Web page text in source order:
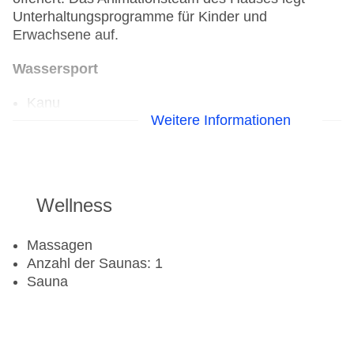
Unterhaltungsprogramme für Kinder und
Erwachsene auf.
Wassersport
Kanu
Fahrradverleih: gegen Gebühr
Fitnessraum
Weitere Informationen
Wellness
Massagen
Anzahl der Saunas: 1
Sauna